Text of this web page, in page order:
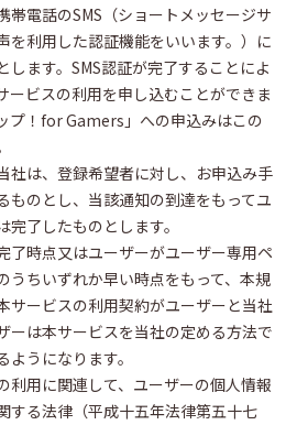
帯電話のSMS（ショートメッセージサ
を利用した認証機能をいいます。）に
します。SMS認証が完了することによ
ービスの利用を申し込むことができま
プ！for Gamers」への申込みはこの
社は、登録希望者に対し、お申込み手
ものとし、当該通知の到達をもってユ
了したものとします。
了時点又はユーザーがユーザー専用ペ
うちいずれか早い時点をもって、本規
サービスの利用契約がユーザーと当社
ーは本サービスを当社の定める方法で
うになります。
利用に関連して、ユーザーの個人情報
する法律（平成十五年法律第五十七